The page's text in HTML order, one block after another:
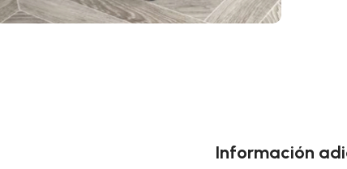
Información